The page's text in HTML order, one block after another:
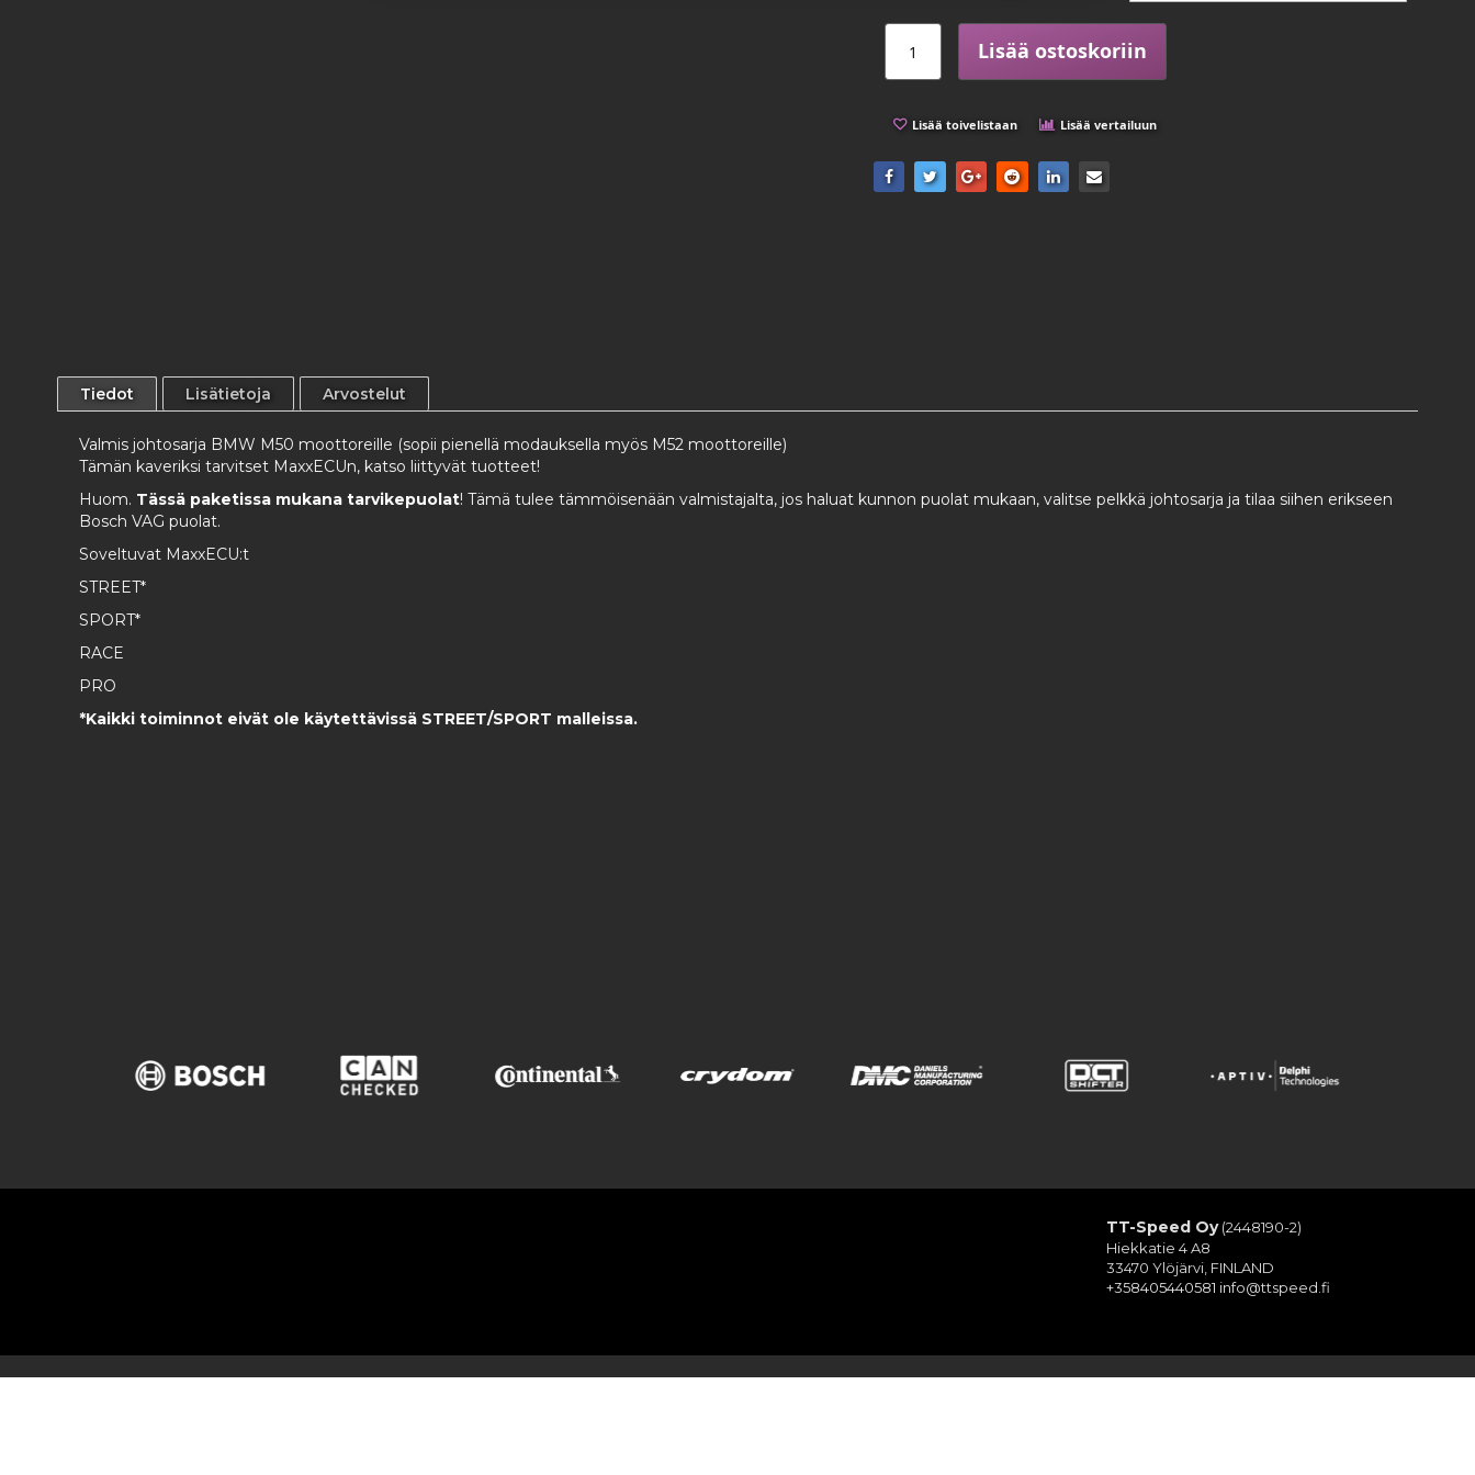
Lisää ostoskoriin
Lisää toivelistaan Lisää vertailuun
Tiedot
Valmis johtosarja BMW M50 moottoreille (sopii pienellä modauksella myös M52 moottoreille)
Tämän kaveriksi tarvitset MaxxECUn, katso liittyvät tuotteet!
Huom. Tässä paketissa mukana tarvikepuolat! Tämä tulee tämmöisenään valmistajalta, jos haluat kunnon puolat mukaan, valitse pelkkä johtosarja ja tilaa siihen erikseen
Bosch VAG puolat.
Soveltuvat MaxxECU:t
STREET*
SPORT*
RACE
PRO
*Kaikki toiminnot eivät ole käytettävissä STREET/SPORT malleissa.
Lisätietoja Arvostelut
TT-Speed Oy(2448190-2)
Hiekkatie 4 A8
33470 Ylöjärvi, FINLAND
+358405440581 info@ttspeed.fi